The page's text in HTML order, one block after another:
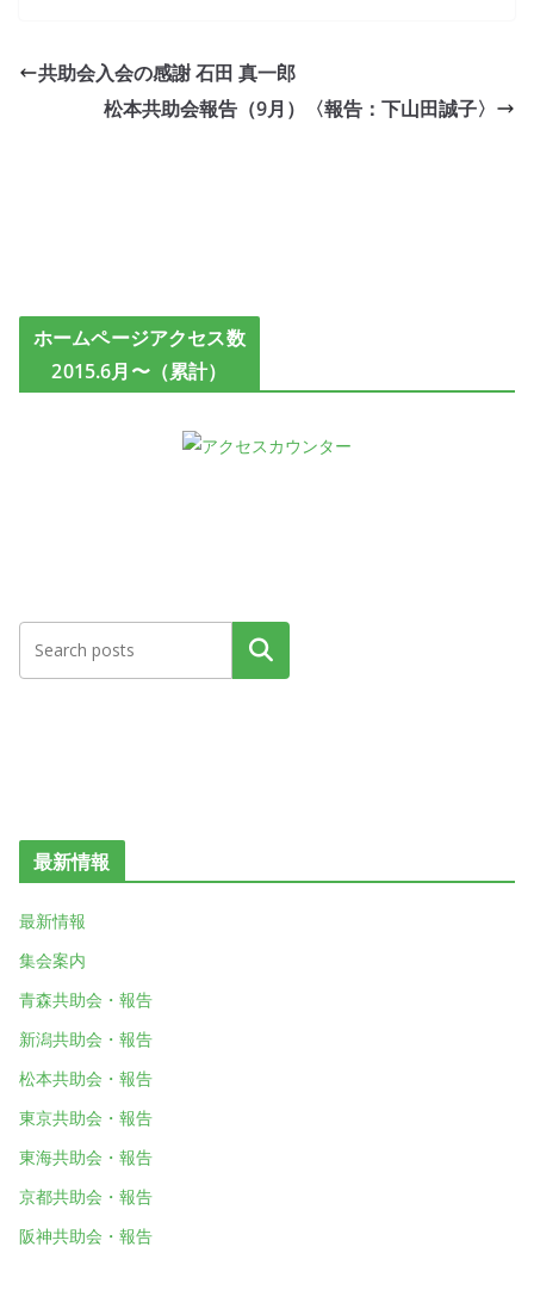
共助会入会の感謝 石田 真一郎
松本共助会報告（9月）〈報告：下山田誠子〉
ホームページアクセス数
2015.6月〜（累計）
検索
最新情報
最新情報
集会案内
青森共助会・報告
新潟共助会・報告
松本共助会・報告
東京共助会・報告
東海共助会・報告
京都共助会・報告
阪神共助会・報告